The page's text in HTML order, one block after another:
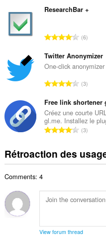
a
i
m
a
l
'
v
a
l
u
t
i
s
:
m
e
a
x
i
m
a
l
d
'
v
a
a
t
n
ResearchBar +
N
m
b
e
a
x
i
m
l
d
v
a
u
a
6
Twitter Anonymizer
One-click
N
m
b
r
e
a
x
a
l
é
3
Free link shortener
Créez une courte
gl.me. Installez le
N
b
m
a
m
3
Rétroaction des
Comments: 4
View forum thread